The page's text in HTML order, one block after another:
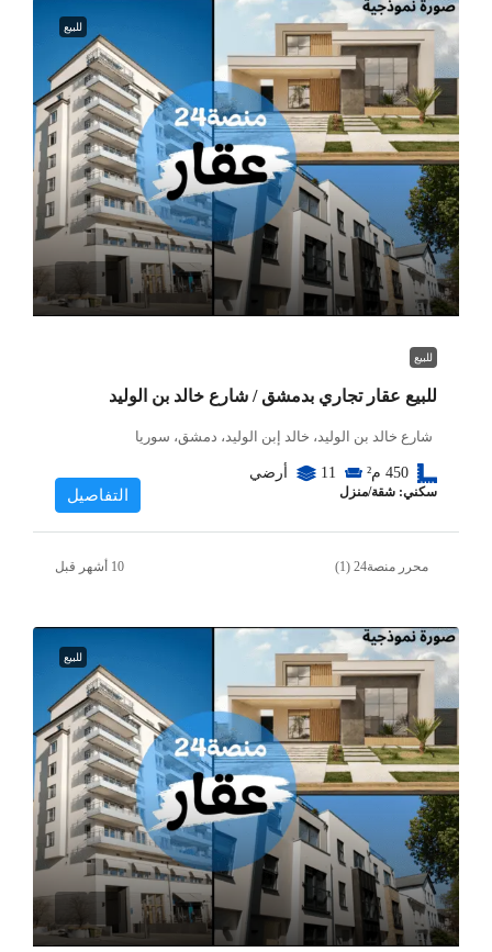
للبيع
للبيع
للبيع عقار تجاري بدمشق / شارع خالد بن الوليد
شارع خالد بن الوليد، خالد إبن الوليد، دمشق، سوريا
450 م² 11 أرضي
سكني: شقة/منزل التفاصيل
محرر منصة24 (1)
للبيع